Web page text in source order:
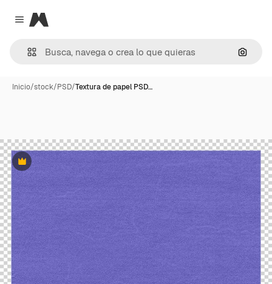
Close menu
Magnific
Inicio/stock/PSD/Textura de papel PSD…
Premium